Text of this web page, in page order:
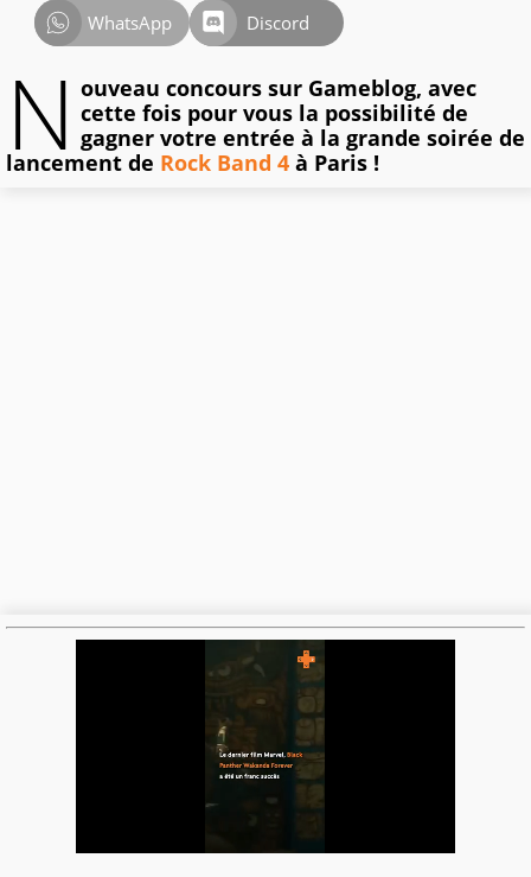
WhatsApp
Discord
N ouveau concours sur Gameblog, avec
cette fois pour vous la possibilité de
gagner votre entrée à la grande soirée de
lancement de Rock Band 4 à Paris !